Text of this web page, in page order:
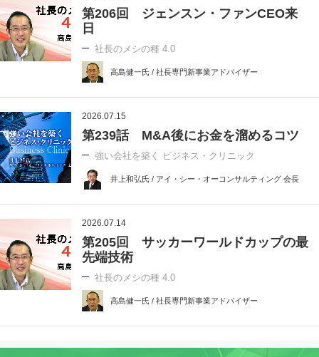
第206回 ジェンスン・ファンCEO来
日
社長のメシの種 4.0
高島健一氏 / 社長専門新事業アドバイザー
2026.07.15
第239話 M&A後にお金を溜めるコツ
強い会社を築く ビジネス・クリニック
井上和弘氏 / アイ・シー・オーコンサルティング 会長
2026.07.14
第205回 サッカーワールドカップの最
先端技術
社長のメシの種 4.0
高島健一氏 / 社長専門新事業アドバイザー